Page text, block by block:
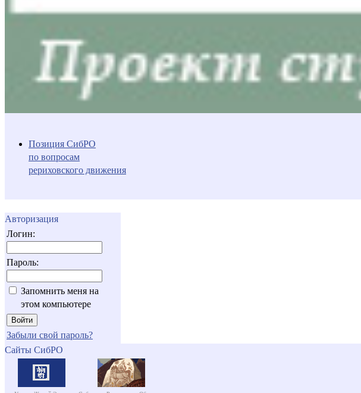
Позиция СибРО
по вопросам
рериховского движения
Авторизация
Логин:
Пароль:
Запомнить меня на
этом компьютере
Забыли свой пароль?
Сайты СибРО